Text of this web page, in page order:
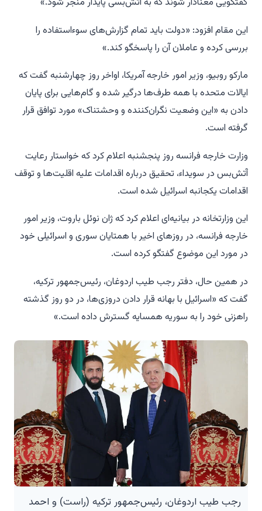
این مقام افزود: «دولت باید تمام گزارش‌های سوء‌استفاده را
بررسی کرده و عاملان آن را پاسخگو کند.»
مارکو روبیو، وزیر امور خارجه آمریکا، اواخر روز چهارشنبه گفت که
ایالات متحده با همه طرف‌ها درگیر شده و گام‌هایی برای پایان
دادن به «این وضعیت نگران‌کننده و وحشتناک» مورد توافق قرار
گرفته است.
وزارت خارجه فرانسه روز پنجشنبه اعلام کرد که خواستار رعایت
آتش‌بس در سویداء، تحقیق درباره اقدامات علیه اقلیت‌ها و توقف
اقدامات یکجانبه اسرائیل شده است.
این وزارتخانه در بیانیه‌ای اعلام کرد که ژان نوئل باروت، وزیر امور
خارجه فرانسه، در روزهای اخیر با همتایان سوری و اسرائیلی خود
در مورد این موضوع گفتگو کرده است.
در همین حال، دفتر رجب طیب اردوغان، رئیس‌جمهور ترکیه،
گفت که «اسرائیل با بهانه قرار دادن دروزی‌ها، در دو روز گذشته
راهزنی خود را به سوریه همسایه گسترش داده است.»
رجب طیب اردوغان، رئیس‌جمهور ترکیه (راست) و احمد